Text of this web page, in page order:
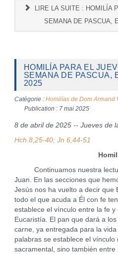
LIRE LA SUITE : HOMILÍA
SEMANA DE PASCUA,
HOMILÍA PARA EL
SEMANA DE PASCUA,
2025
Catégorie : Homilías de Dom Armand
Publication : 7 mai 2025
8 de abril de 2025 -- Jueves de
Hch 8,25-40; Jn 6,44-51
Continuamos nuestra
Juan. En las secciones que
Jesús nos ha vuelto a decir que
todo el que acuda a Él con fe
establece el vínculo entre la fe
Eucaristía. El pan que dará a
carne, ya entregada para la
palabras se establece el
sacramental, sino también entre